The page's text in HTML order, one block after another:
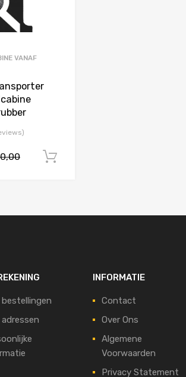
VANAF
bestellingen
adressen
INFORMATIE
Contact
Over Ons
Algemene
Voorwaarden
Privacy Statement